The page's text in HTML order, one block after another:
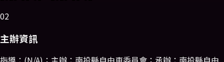
02
主辦資訊